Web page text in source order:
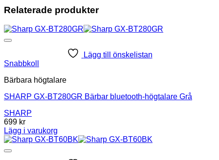
Relaterade produkter
Lägg till önskelistan
Snabbkoll
Bärbara högtalare
SHARP GX-BT280GR Bärbar bluetooth-högtalare Grå
SHARP
699 kr
Lägg i varukorg